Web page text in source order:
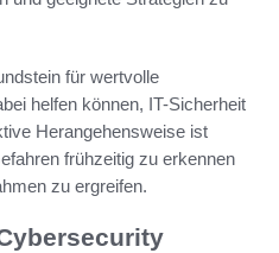
für wertvolle
helfen können, IT-Sicherheit
Herangehensweise ist
frühzeitig zu erkennen
zu ergreifen.